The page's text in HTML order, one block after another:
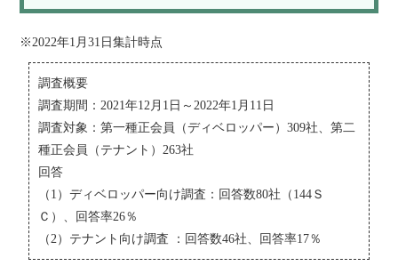
※2022年1月31日集計時点
調査概要
調査期間：2021年12月1日～2022年1月11日
調査対象：第一種正会員（ディベロッパー）309社、第二
種正会員（テナント）263社
回答
（1）ディベロッパー向け調査：回答数80社（144Ｓ
Ｃ）、回答率26％
（2）テナント向け調査 ：回答数46社、回答率17％